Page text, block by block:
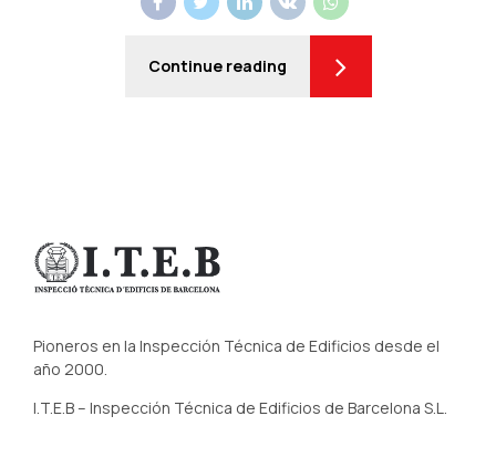
Continue reading
Pioneros en la Inspección Técnica de Edificios desde el
año 2000.
I.T.E.B – Inspección Técnica de Edificios de Barcelona S.L.